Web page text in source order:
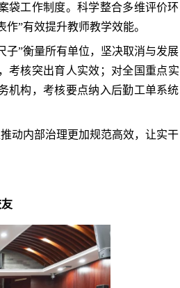
袋工作制度。科学整合多维评价环
”有效提升教师教学效能。
子”衡量所有单位，坚决取消与发展
考核突出育人实效；对全国重点实
机构，考核要点纳入后勤工单系统
动内部治理更加规范高效，让实干